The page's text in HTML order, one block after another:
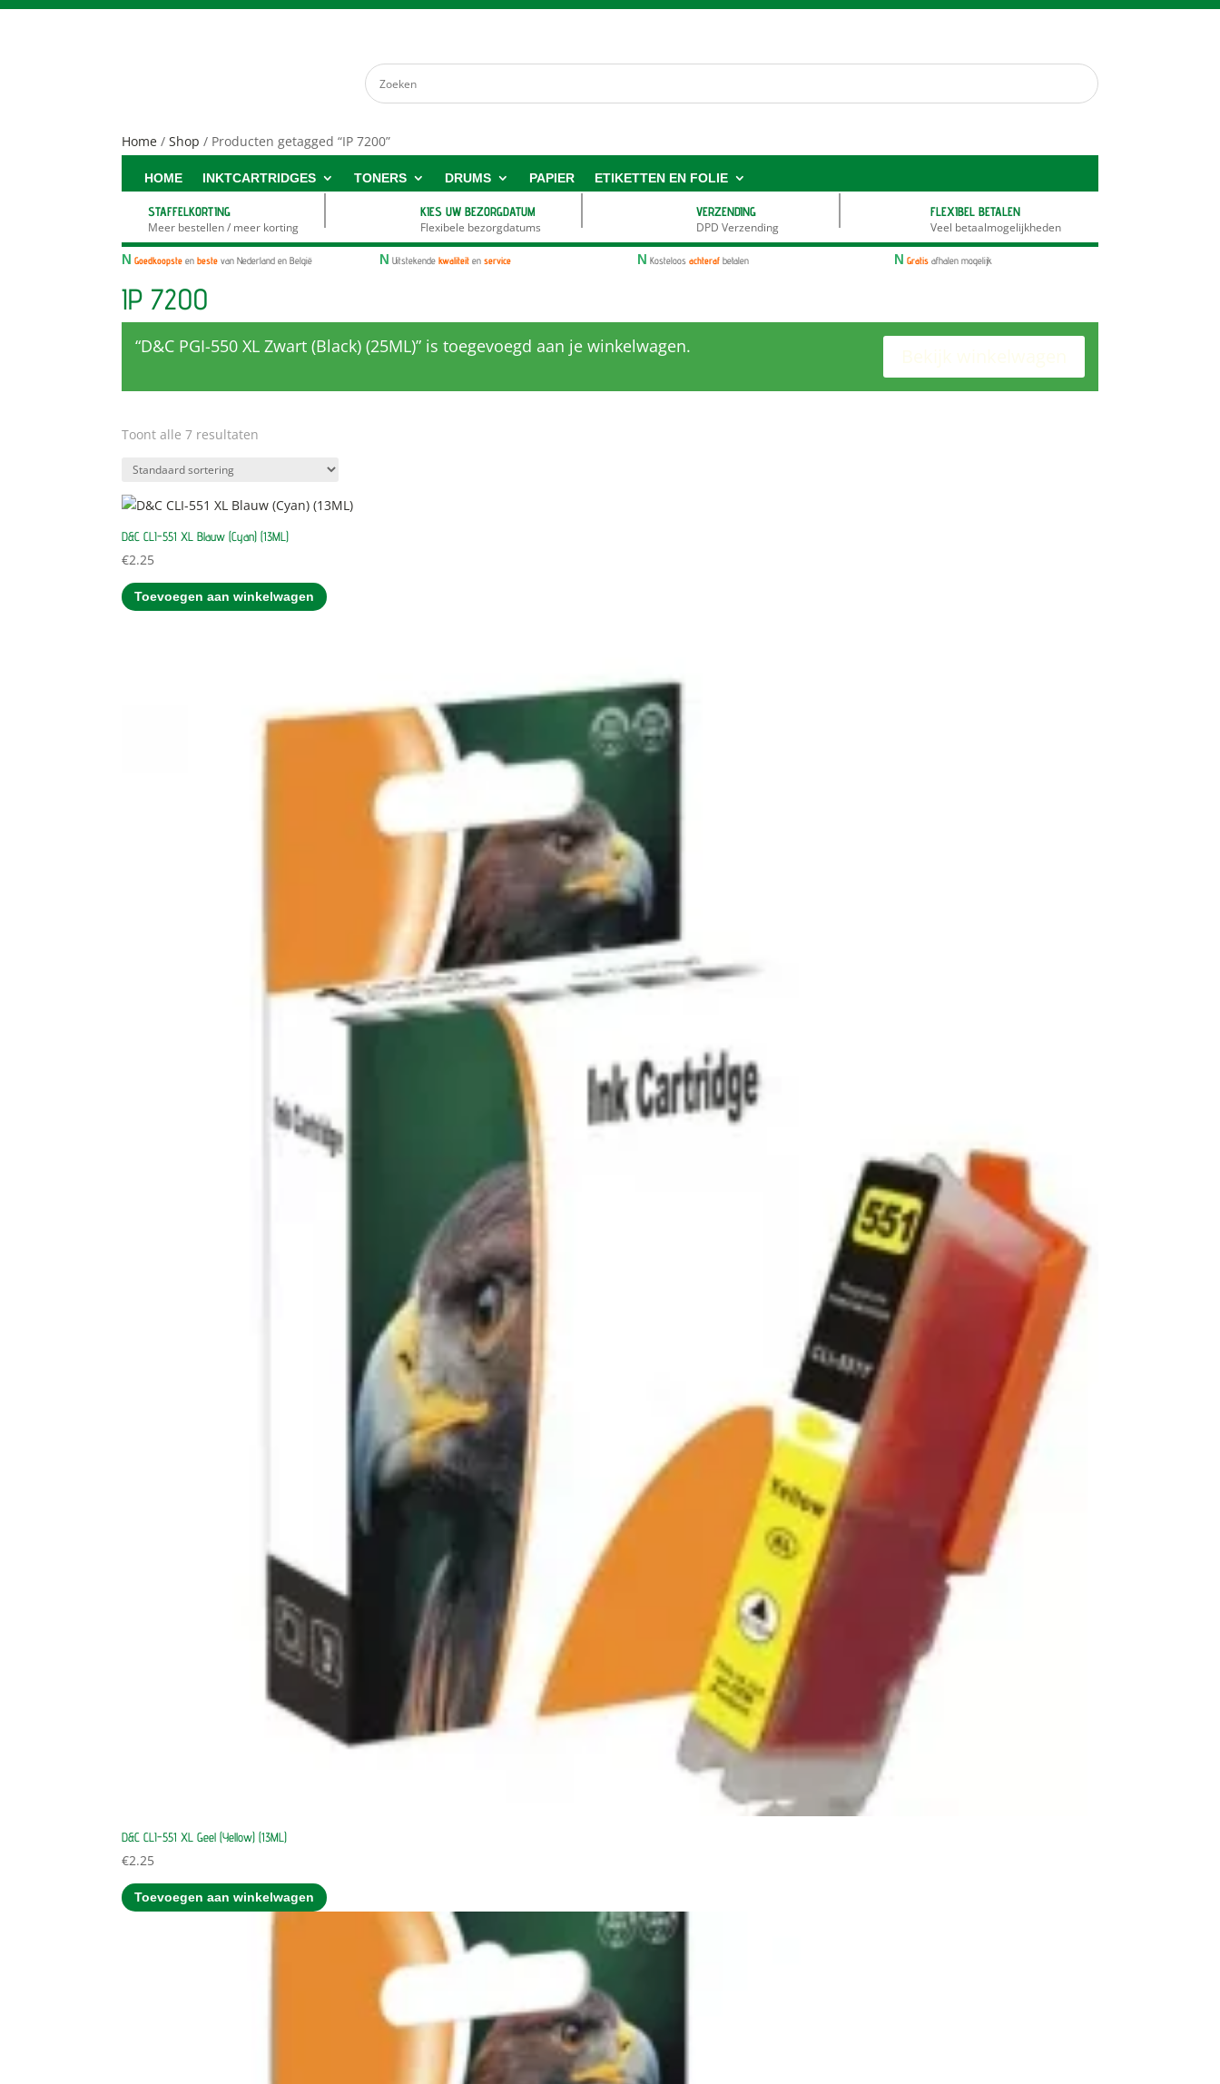
HOME INKTCARTRIDGES TONERS DRUMS PAPIER ETIKETTEN EN FOLIE
STAFFELKORTING
Meer bestellen / meer korting
KIES UW BEZORGDATUM
Flexibele bezorgdatums
VERZENDING
DPD Verzending
FLEXIBEL BETALEN
Veel betaalmogelijkheden
N Goedkoopste enbeste van Nederland en België N Uitstekendekwaliteiten service N Kosteloos achteraf betalen N Gratis afhalen mogelijk
Home /Shop / Producten getagged “IP 7200”
IP 7200
“D&C PGI-550 XL Zwart (Black) (25ML)” is toegevoegd aan je winkelwagen.
Toont alle 7 resultaten
D&C CLI-551 XL Blauw (Cyan) (13ML)
€2.25
Toevoegen aan winkelwagen
D&C CLI-551 XL Geel (Yellow) (13ML)
€2.25
Toevoegen aan winkelwagen